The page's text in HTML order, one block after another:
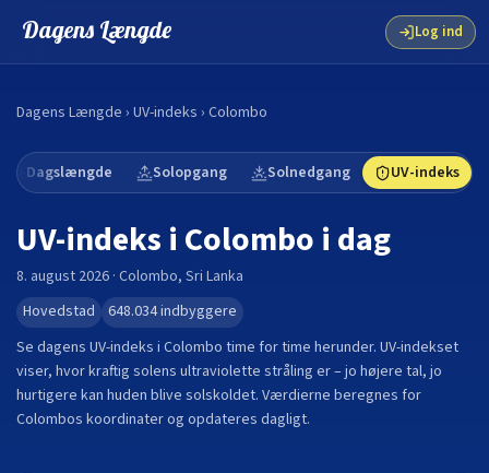
Dagens Længde Log ind
Dagens Længde › UV-indeks › Colombo
Dagslængde Solopgang Solnedgang UV-indeks
UV-indeks i Colombo i dag
8. august 2026 · Colombo, Sri Lanka
Hovedstad
648.034indbyggere
Se dagens UV-indeks i Colombo time for time herunder. UV-indekset
viser, hvor kraftig solens ultraviolette stråling er – jo højere tal, jo
hurtigere kan huden blive solskoldet. Værdierne beregnes for
Colombos koordinater og opdateres dagligt.